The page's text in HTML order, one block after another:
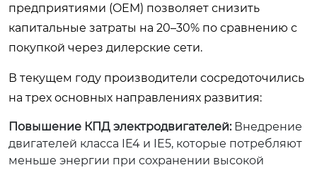
предприятиями (OEM) позволяет снизить
капитальные затраты на 20–30% по сравнению с
покупкой через дилерские сети.
В текущем году производители сосредоточились
на трех основных направлениях развития:
Повышение КПД электродвигателей:Внедрение
двигателей класса IE4 и IE5, которые потребляют
меньше энергии при сохранении высокой